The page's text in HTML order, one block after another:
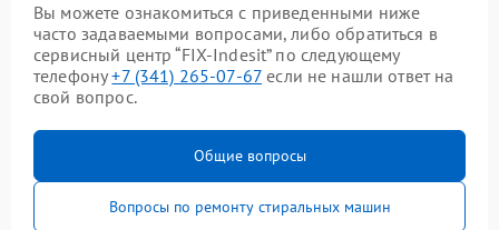
Вы можете ознакомиться с приведенными ниже
часто задаваемыми вопросами, либо обратиться в
сервисный центр “FIX-Indesit” по следующему
телефону+7 (341) 265-07-67 если не нашли ответ на
свой вопрос.
Общие вопросы
Вопросы по ремонту стиральных машин